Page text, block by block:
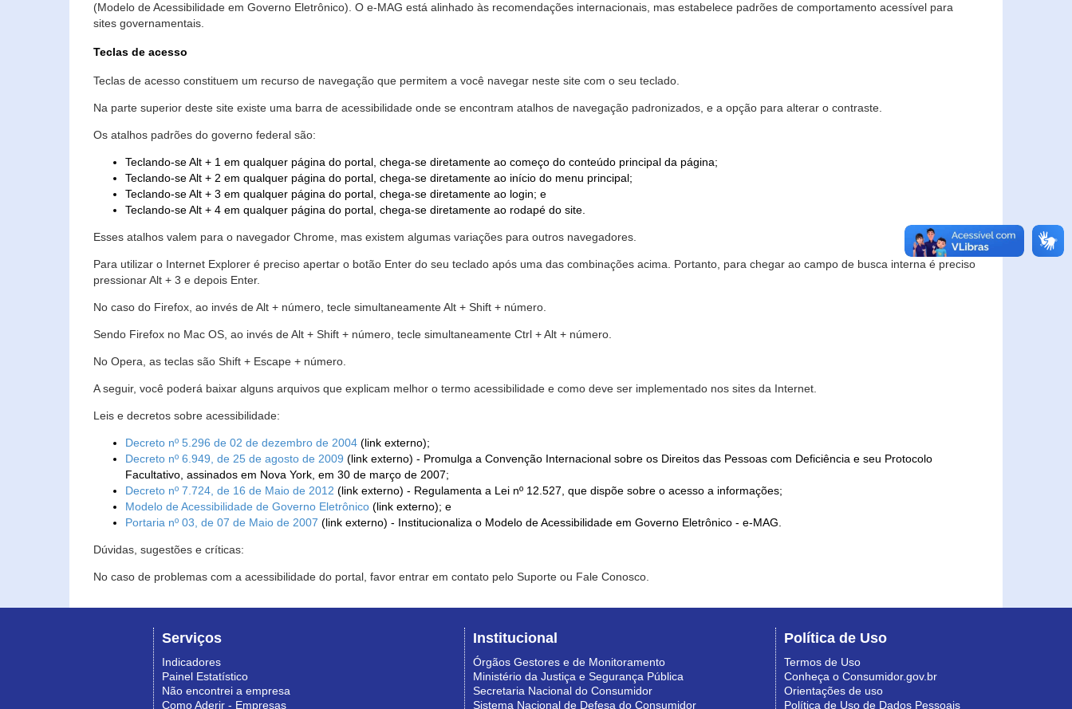
(Modelo de Acessibilidade em Governo Eletrônico). O e-MAG está alinhado às recomendações internacionais, mas estabelece padrões de comportamento acessível para
sites governamentais.
Teclas de acesso
Teclas de acesso constituem um recurso de navegação que permitem a você navegar neste site com o seu teclado.
Na parte superior deste site existe uma barra de acessibilidade onde se encontram atalhos de navegação padronizados, e a opção para alterar o contraste.
Os atalhos padrões do governo federal são:
Teclando-se Alt + 1 em qualquer página do portal, chega-se diretamente ao começo do conteúdo principal da página;
Teclando-se Alt + 2 em qualquer página do portal, chega-se diretamente ao início do menu principal;
Teclando-se Alt + 3 em qualquer página do portal, chega-se diretamente ao login; e
Teclando-se Alt + 4 em qualquer página do portal, chega-se diretamente ao rodapé do site.
Esses atalhos valem para o navegador Chrome, mas existem algumas variações para outros navegadores.
Para utilizar o Internet Explorer é preciso apertar o botão Enter do seu teclado após uma das combinações acima. Portanto, para chegar ao campo de busca interna é preciso
pressionar Alt + 3 e depois Enter.
No caso do Firefox, ao invés de Alt + número, tecle simultaneamente Alt + Shift + número.
Sendo Firefox no Mac OS, ao invés de Alt + Shift + número, tecle simultaneamente Ctrl + Alt + número.
No Opera, as teclas são Shift + Escape + número.
A seguir, você poderá baixar alguns arquivos que explicam melhor o termo acessibilidade e como deve ser implementado nos sites da Internet.
Leis e decretos sobre acessibilidade:
Decreto nº 5.296 de 02 de dezembro de 2004 (link externo);
Decreto nº 6.949, de 25 de agosto de 2009 (link externo) - Promulga a Convenção Internacional sobre os Direitos das Pessoas com Deficiência e seu Protocolo
Facultativo, assinados em Nova York, em 30 de março de 2007;
Decreto nº 7.724, de 16 de Maio de 2012 (link externo) - Regulamenta a Lei nº 12.527, que dispõe sobre o acesso a informações;
Modelo de Acessibilidade de Governo Eletrônico (link externo); e
Portaria nº 03, de 07 de Maio de 2007 (link externo) - Institucionaliza o Modelo de Acessibilidade em Governo Eletrônico - e-MAG.
Dúvidas, sugestões e críticas:
No caso de problemas com a acessibilidade do portal, favor entrar em contato pelo Suporte ou Fale Conosco.
Serviços
Indicadores
Painel Estatístico
Não encontrei a empresa
Como Aderir - Empresas
Institucional
Órgãos Gestores e de Monitoramento
Ministério da Justiça e Segurança Pública
Secretaria Nacional do Consumidor
Sistema Nacional de Defesa do Consumidor
Política de Uso
Termos de Uso
Conheça o Consumidor.gov.br
Orientações de uso
Política de Uso de Dados Pessoais